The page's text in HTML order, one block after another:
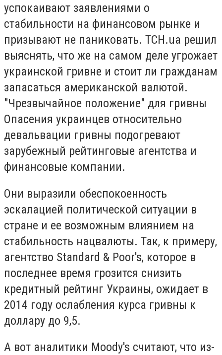
успокаивают заявлениями о
стабильности на финансовом рынке и
призывают не паниковать. ТСН.ua решил
выяснять, что же на самом деле угрожает
украинской гривне и стоит ли гражданам
запасаться американской валютой.
"Чрезвычайное положение" для гривны
Опасения украинцев относительно
девальвации гривны подогревают
зарубежный рейтинговые агентства и
финансовые компании.
Они выразили обеспокоенность
эскалацией политической ситуации в
стране и ее возможным влиянием на
стабильность нацвалюты. Так, к примеру,
агентство Standard & Poor's, которое в
последнее время грозится снизить
кредитный рейтинг Украины, ожидает в
2014 году ослабления курса гривны к
доллару до 9,5.
А вот аналитики Moody's считают, что из-